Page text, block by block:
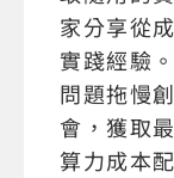
家分享從
實踐經驗
問題拖慢
會，獲取
算力成本